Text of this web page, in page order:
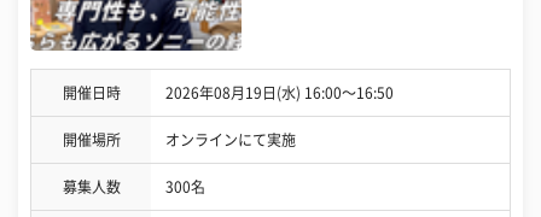
開催日時 2026年08月19日(水) 16:00〜16:50
開催場所 オンラインにて実施
募集人数 300名